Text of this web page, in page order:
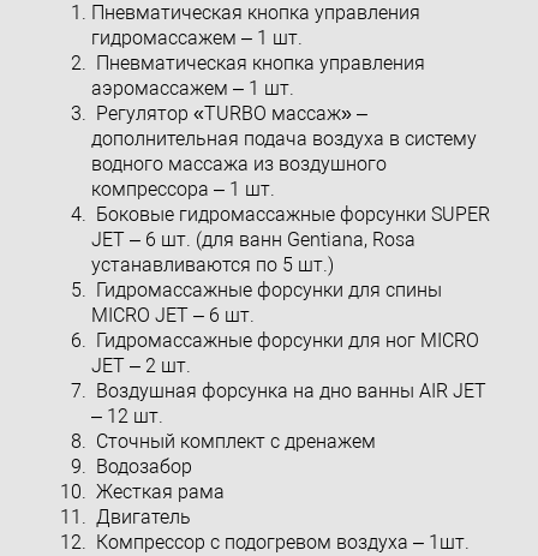
Пневматическая кнопка управления
гидромассажем – 1 шт.
Пневматическая кнопка управления
аэромассажем – 1 шт.
Регулятор «TURBO массаж» –
дополнительная подача воздуха в систему
водного массажа из воздушного
компрессора – 1 шт.
Боковые гидромассажные форсунки SUPER
JET – 6 шт. (для ванн Gentiana, Rosa
устанавливаются по 5 шт.)
Гидромассажные форсунки для спины
MICRO JET – 6 шт.
Гидромассажные форсунки для ног MICRO
JET – 2 шт.
Воздушная форсунка на дно ванны AIR JET
– 12 шт.
Сточный комплект с дренажем
Водозабор
Жесткая рама
Двигатель
Компрессор с подогревом воздуха – 1шт.